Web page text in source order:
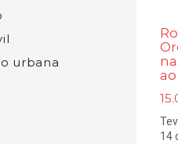
urbana
14